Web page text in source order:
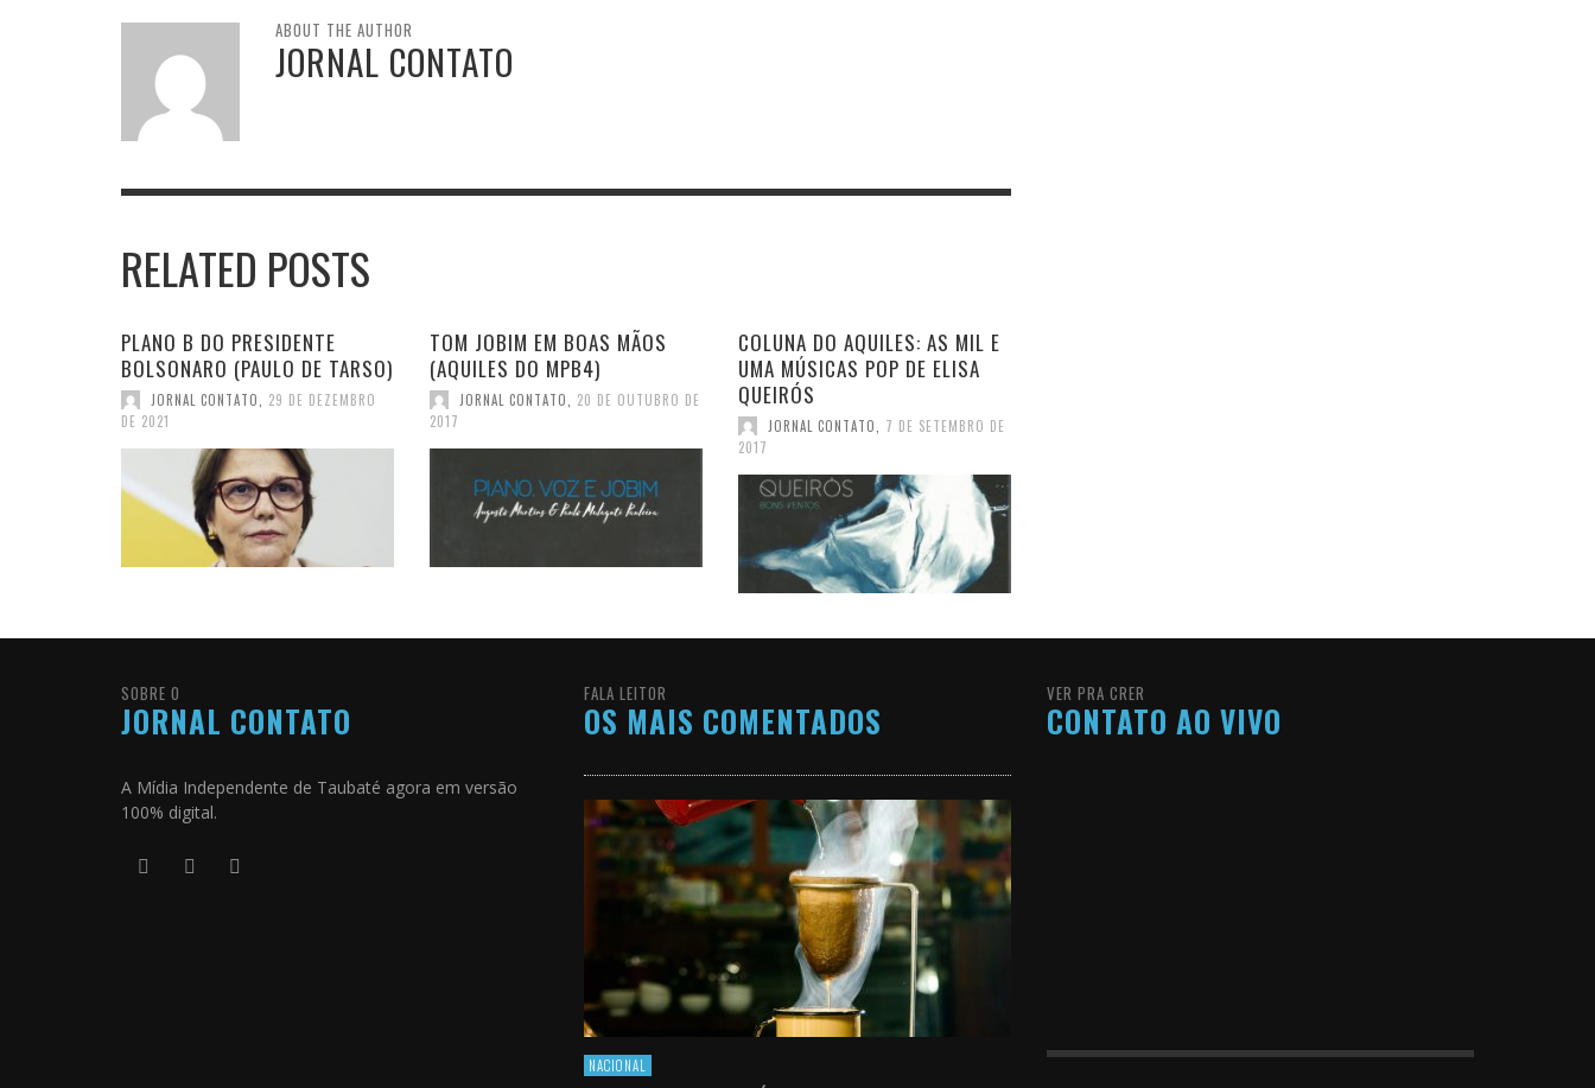
ABOUT THE AUTHOR
JORNAL CONTATO
RELATED POSTS
PLANO B DO PRESIDENTE
BOLSONARO (PAULO DE TARSO)
JORNAL CONTATO
29 DE DEZEMBRO
DE 2021
TOM JOBIM EM BOAS MÃOS
(AQUILES DO MPB4)
JORNAL CONTATO
20 DE OUTUBRO DE
2017
COLUNA DO AQUILES: AS MIL E
UMA MÚSICAS POP DE ELISA
QUEIRÓS
JORNAL CONTATO
7 DE SETEMBRO DE
2017
SOBRE O
JORNAL CONTATO
A Mídia Independente de Taubaté agora em versão
100% digital.
FALA LEITOR
OS MAIS COMENTADOS
NACIONAL
VER PRA CRER
CONTATO AO VIVO